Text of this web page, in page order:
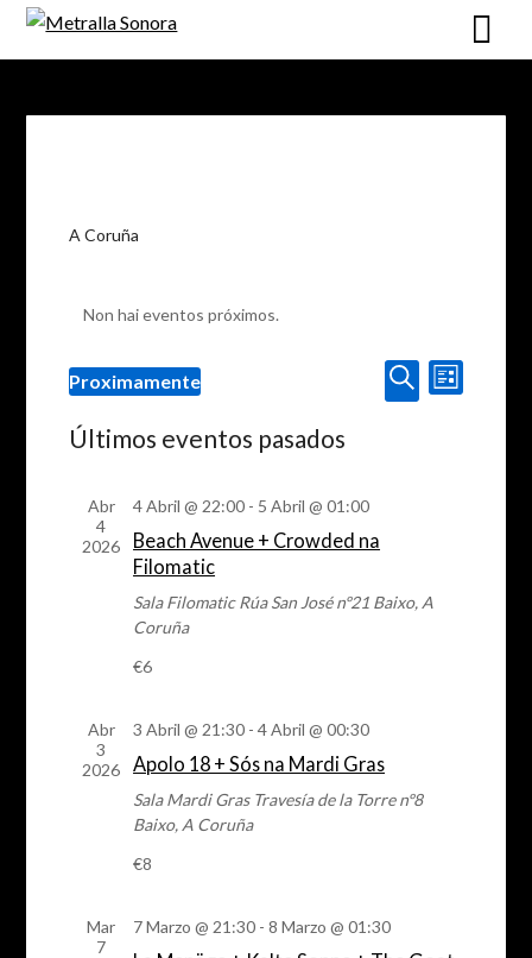
Skip
A Coruña
Non hai eventos próximos.
Navegación
deProcurar
de
List
Proximamente
date.
Últimos eventos pasados
Abr
4
2026
4 Abril @ 22:00 - 5 Abril @ 01:00
Beach Avenue + Crowded na
Filomatic
Sala FilomaticRúa San José nº21 Baixo, A
Coruña
€6
Abr
3
2026
3 Abril @ 21:30 -4 Abril @ 00:30
Apolo 18 + Sós na Mardi Gras
Sala Mardi Gras Travesía de la Torre nº8
Baixo, A Coruña
€8
Mar
7
7 Marzo @ 21:30 -8 Marzo @ 01:30